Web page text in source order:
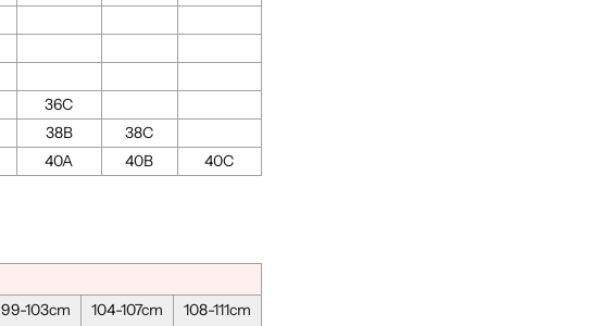
36C
38B
38C
40A 40B 40C
99-103cm 104-107cm
108-111cm